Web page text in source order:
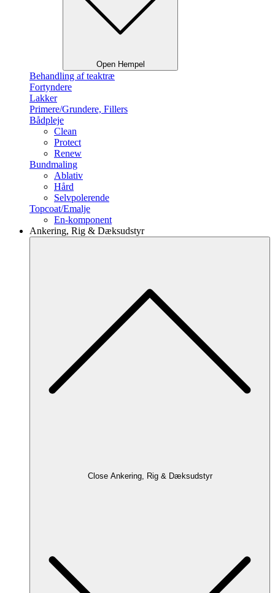
Open Hempel
Behandling af teaktræ
Fortyndere
Lakker
Primere/Grundere, Fillers
Bådpleje
Clean
Protect
Renew
Bundmaling
Ablativ
Hård
Selvpolerende
Topcoat/Emalje
En-komponent
Ankering, Rig & Dæksudstyr
Close Ankering, Rig & Dæksudstyr